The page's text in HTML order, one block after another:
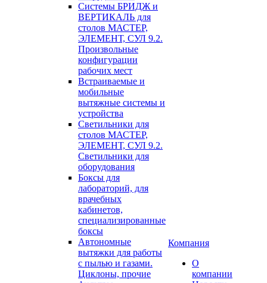
Системы БРИДЖ и
ВЕРТИКАЛЬ для
столов МАСТЕР,
ЭЛЕМЕНТ, СУЛ 9.2.
Произвольные
конфигурации
рабочих мест
Встраиваемые и
мобильные
вытяжные системы и
устройства
Светильники для
столов МАСТЕР,
ЭЛЕМЕНТ, СУЛ 9.2.
Светильники для
оборудования
Боксы для
лабораторий, для
врачебных
кабинетов,
специализированные
боксы
Автономные
вытяжки для работы
с пылью и газами.
Циклоны, прочие
Компания
О
компании